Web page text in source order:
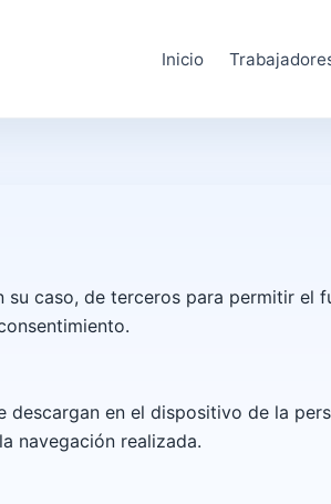
Inicio
caso, de terceros para permitir
descargan en el dispositivo de la
navegación realizada.